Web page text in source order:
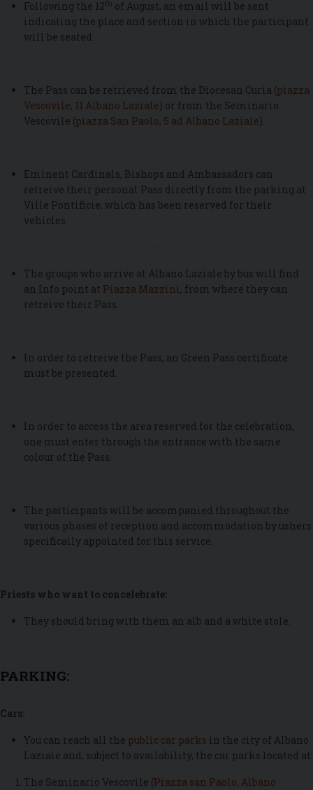
Following the 12th of August, an email will be sent
indicating the place and section in which the participant
will be seated.
The Pass can be retrieved from the Diocesan Curia (piazza
Vescovile, 11 Albano Laziale) or from the Seminario
Vescovile (piazza San Paolo, 5 ad Albano Laziale).
Eminent Cardinals, Bishops and Ambassadors can
retreive their personal Pass directly from the parking at
Ville Pontificie, which has been reserved for their
vehicles.
The groups who arrive at Albano Laziale by bus will find
an Info point at Piazza Mazzini, from where they can
retreive their Pass.
In order to retreive the Pass, an Green Pass certificate
must be presented.
In order to access the area reserved for the celebration,
one must enter through the entrance with the same
colour of the Pass.
The participants will be accompanied throughout the
various phases of reception and accommodation by ushers
specifically appointed for this service.
Priests who want to concelebrate:
They should bring with them an alb and a white stole.
PARKING:
Cars:
You can reach all the public car parks in the city of Albano
Laziale and, subject to availability, the car parks located at:
The Seminario Vescovile (Piazza san Paolo, Albano